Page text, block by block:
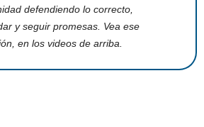
defendiendo lo correcto,
y seguir promesas. Vea ese
en los videos de arriba.